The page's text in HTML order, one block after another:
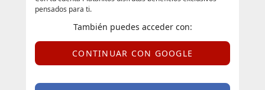
pensados para ti.
También puedes acceder con:
CONTINUAR CON GOOGLE